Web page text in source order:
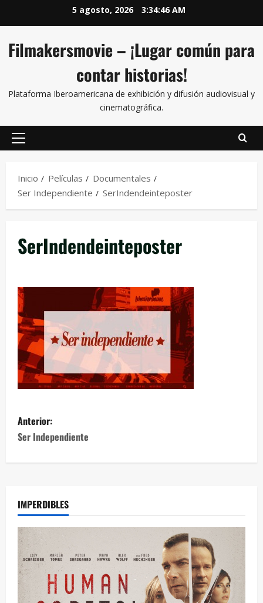
5 agosto, 2026 3:34:46 AM
Filmakersmovie – ¡Lugar común para
contar historias!
Plataforma Iberoamericana de exhibición y difusión audiovisual y
cinematográfica.
Inicio Películas
Documentales
Ser Independiente
SerIndendeinteposter
SerIndendeinteposter
Anterior:
Ser Independiente
IMPERDIBLES